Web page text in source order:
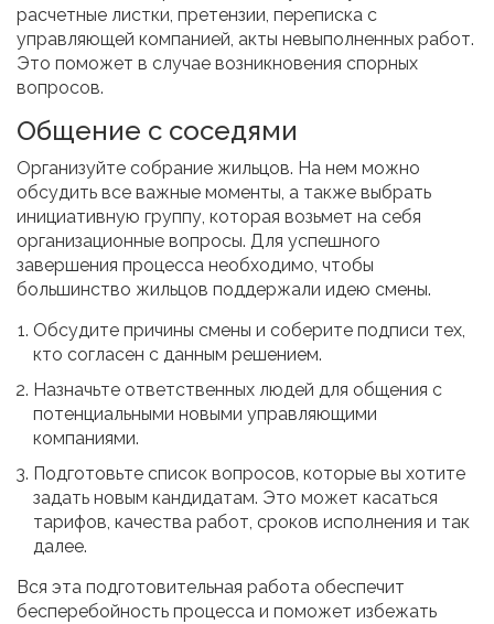
расчетные листки, претензии, переписка с
управляющей компанией, акты невыполненных работ.
Это поможет в случае возникновения спорных
вопросов.
Общение с соседями
Организуйте собрание жильцов. На нем можно
обсудить все важные моменты, а также выбрать
инициативную группу, которая возьмет на себя
организационные вопросы. Для успешного
завершения процесса необходимо, чтобы
большинство жильцов поддержали идею смены.
Обсудите причины смены и соберите подписи тех,
кто согласен с данным решением.
Назначьте ответственных людей для общения с
потенциальными новыми управляющими
компаниями.
Подготовьте список вопросов, которые вы хотите
задать новым кандидатам. Это может касаться
тарифов, качества работ, сроков исполнения и так
далее.
Вся эта подготовительная работа обеспечит
бесперебойность процесса и поможет избежать